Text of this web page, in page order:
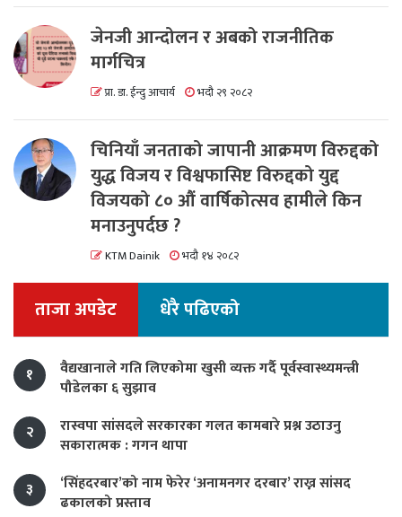
जेनजी आन्दोलन र अबको राजनीतिक
मार्गचित्र
प्रा. डा. ईन्दु आचार्य भदौ २९ २०८२
चिनियाँ जनताको जापानी आक्रमण विरुद्दको
युद्ध विजय र विश्वफासिष्ट विरुद्दको युद्द
विजयको ८० औं वार्षिकोत्सव हामीले किन
मनाउनुपर्दछ ?
KTM Dainik भदौ १४ २०८२
ताजा अपडेट धेरै पढिएको
१
वैद्यखानाले गति लिएकोमा खुसी व्यक्त गर्दै पूर्वस्वास्थ्यमन्त्री
पौडेलका ६ सुझाव
२
रास्वपा सांसदले सरकारका गलत कामबारे प्रश्न उठाउनु
सकारात्मक : गगन थापा
३
‘सिंहदरबार’को नाम फेरेर ‘अनामनगर दरबार’ राख्न सांसद
ढकालको प्रस्ताव